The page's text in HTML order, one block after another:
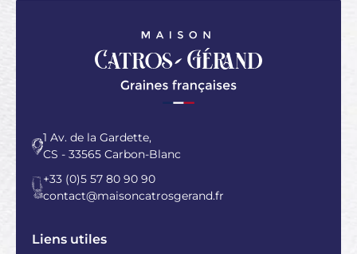
1 Av. de la Gardette,
CS - 33565 Carbon-Blanc
+33 (0)5 57 80 90 90
contact@maisoncatrosgerand.fr
Liens utiles